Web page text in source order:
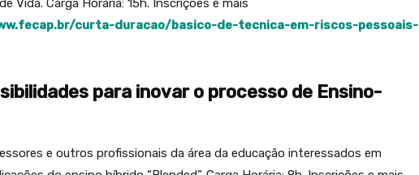
Vida. Carga Horária: 15h. Inscrições e mais
curta-duracao/basico-de-tecnica-em-riscos-pessoais-
para inovar o processo de Ensino-
e outros profissionais da área da educação interessados em